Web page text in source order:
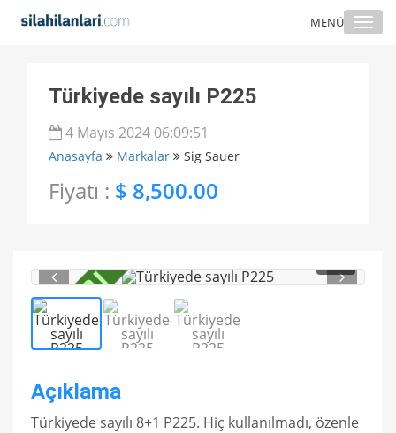
MENÜ
Türkiyede sayılı P225
4 Mayıs 2024 06:09:51
Anasayfa Markalar Sig Sauer
Fiyatı : $ 8,500.00
1/ 3
Açıklama
Türkiyede sayılı 8+1 P225. Hiç kullanılmadı, özenle